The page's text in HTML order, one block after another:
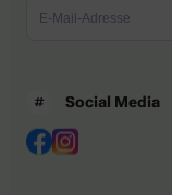
Social Media